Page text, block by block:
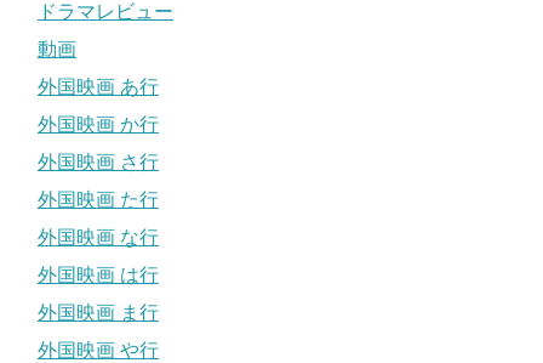
ドラマレビュー
動画
外国映画 あ行
外国映画 か行
外国映画 さ行
外国映画 た行
外国映画 な行
外国映画 は行
外国映画 ま行
外国映画 や行